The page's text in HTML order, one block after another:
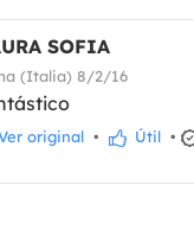
SOFIA
(Italia) 8/2/16
original • Útil •